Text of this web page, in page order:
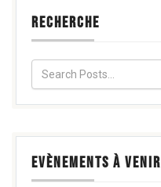
RECHERCHE
EVÈNEMENTS À VENIR